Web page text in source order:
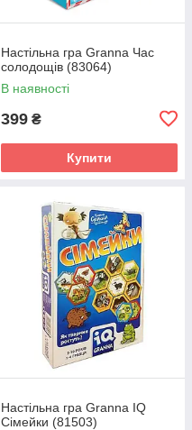
Настільна гра Granna Час
солодощів (83064)
В наявності
399 ₴
Купити
Настільна гра Granna IQ
Сімейки (81503)